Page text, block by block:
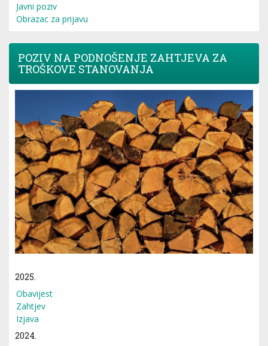
Javni poziv
Obrazac za prijavu
POZIV NA PODNOŠENJE ZAHTJEVA ZA
TROŠKOVE STANOVANJA
2025.
Obavijest
Zahtjev
Izjava
2024.